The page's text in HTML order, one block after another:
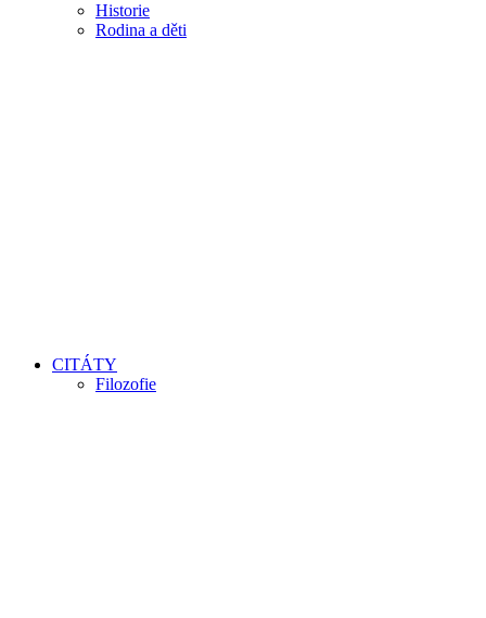
Historie
Rodina a děti
CITÁTY
Filozofie